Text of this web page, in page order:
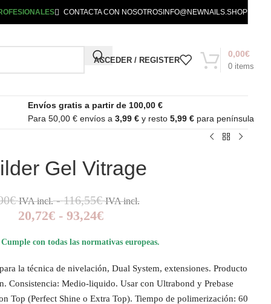
CONTACTA CON NOSOTROS INFO@NEWNAILS.SHOP
ACCEDER / REGISTER
0 items
0,00€
Envíos gratis a partir de 100,00 €
Para 50,00 € envíos a3,99 € y resto5,99 € para península
Gel Vitrage
€ IVA incl. - 116,55€ IVA incl.
20,72€ - 93,24€
con todas las normativas europeas.
la técnica de nivelación, Dual System, extensiones. Producto
Consistencia: Medio-liquido. Usar con Ultrabond y Prebase
Top (Perfect Shine o Extra Top). Tiempo de polimerización: 60